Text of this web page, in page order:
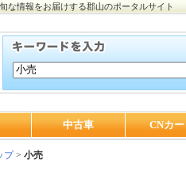
な情報をお届けする郡山のポータルサイト
中古車 CNカ
プ> 小売